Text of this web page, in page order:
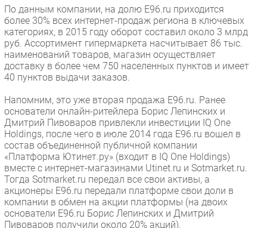
Каталог компаний
По данным компании, на долю E96.ru приходится
более 30% всех интернет-продаж региона в ключевых
категориях, в 2015 году оборот составил около 3 млрд
руб. Ассортимент гипермаркета насчитывает 86 тыс.
наименований товаров, магазин осуществляет
доставку в более чем 750 населенных пунктов и имеет
40 пунктов выдачи заказов.
Напомним, это уже вторая продажа E96.ru. Ранее
основатели онлайн-ритейлера Борис Лепинских и
Дмитрий Пивоваров привлекли инвестиции IQ One
Holdings, после чего в июле 2014 года E96.ru вошел в
состав объединенной публичной компании
«Платформа Ютинет.ру» (входит в IQ One Holdings)
вместе с интернет-магазинами Utinet.ru и Sotmarket.ru.
Тогда Sotmarket.ru передал все свои активы, а
акционеры E96.ru передали платформе свои доли в
компании в обмен на акции платформы (на двоих
основатели E96.ru Борис Лепинских и Дмитрий
Пивоваров получили около 20% акций).